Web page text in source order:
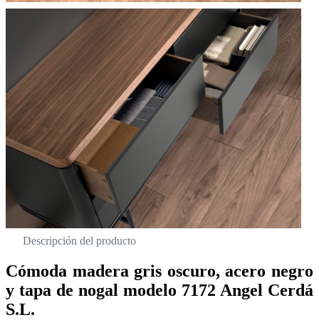
Descripción del producto
Cómoda madera gris oscuro, acero negro
y tapa de nogal modelo 7172 Angel Cerdá
S.L.